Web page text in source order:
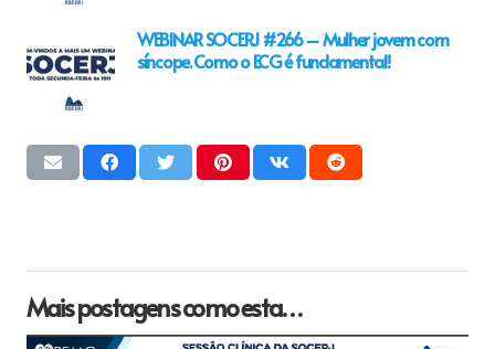
WEBINAR SOCERJ #266 – Mulher jovem com
síncope. Como o ECG é fundamental!
Mais postagens como esta…